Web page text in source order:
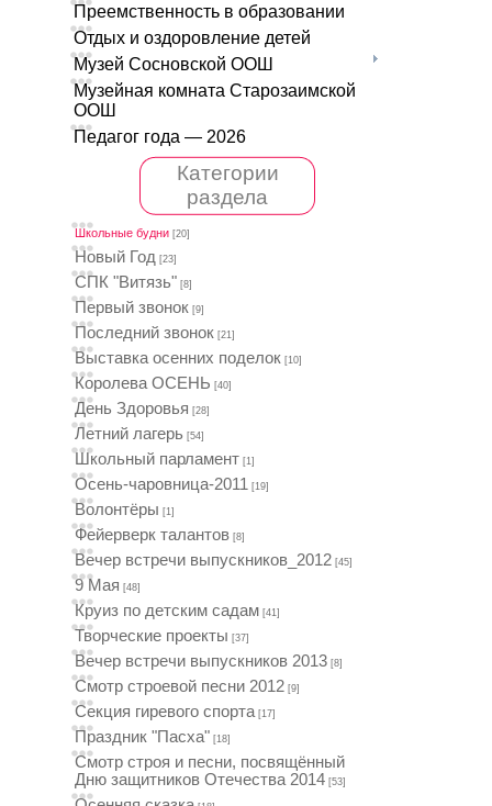
Преемственность в образовании
Отдых и оздоровление детей
Музей Сосновской ООШ
Музейная комната Старозаимской
ООШ
Педагог года — 2026
Категории
раздела
Школьные будни [20]
Новый Год [23]
СПК "Витязь" [8]
Первый звонок [9]
Последний звонок [21]
Выставка осенних поделок [10]
Королева ОСЕНЬ [40]
День Здоровья [28]
Летний лагерь [54]
Школьный парламент [1]
Осень-чаровница-2011 [19]
Волонтёры [1]
Фейерверк талантов [8]
Вечер встречи выпускников_2012 [45]
9 Мая [48]
Круиз по детским садам [41]
Творческие проекты [37]
Вечер встречи выпускников 2013 [8]
Смотр строевой песни 2012 [9]
Секция гиревого спорта [17]
Праздник "Пасха" [18]
Смотр строя и песни, посвящённый
Дню защитников Отечества 2014 [53]